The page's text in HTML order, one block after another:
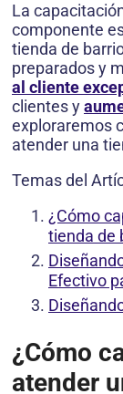
La
componente
tienda de
preparados y
al cliente
clientes y
exploraremos
atender una
Temas del
¿Cómo
tienda de
Efectivo
¿Cómo
atender